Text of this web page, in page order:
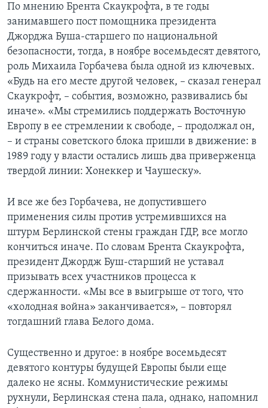
По мнению Брента Скаукрофта, в те годы
занимавшего пост помощника президента
Джорджа Буша-старшего по национальной
безопасности, тогда, в ноябре восемьдесят девятого,
роль Михаила Горбачева была одной из ключевых.
«Будь на его месте другой человек, – сказал генерал
Скаукрофт, – события, возможно, развивались бы
иначе». «Мы стремились поддержать Восточную
Европу в ее стремлении к свободе, – продолжал он,
– и страны советского блока пришли в движение: в
1989 году у власти остались лишь два приверженца
твердой линии: Хонеккер и Чаушеску».
И все же без Горбачева, не допустившего
применения силы против устремившихся на
штурм Берлинской стены граждан ГДР, все могло
кончиться иначе. По словам Брента Скаукрофта,
президент Джордж Буш-старший не уставал
призывать всех участников процесса к
сдержанности. «Мы все в выигрыше от того, что
«холодная война» заканчивается», – повторял
тогдашний глава Белого дома.
Существенно и другое: в ноябре восемьдесят
девятого контуры будущей Европы были еще
далеко не ясны. Коммунистические режимы
рухнули, Берлинская стена пала, однако, напомнил